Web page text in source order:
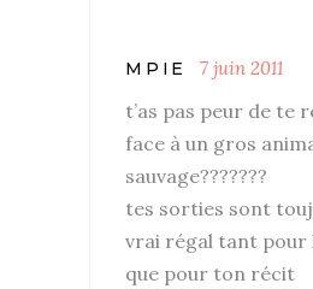
MPIE 7 juin 2011
t’as pas peur de te
face à un gros
sauvage???????
tes sorties sont
vrai régal tant pour
que pour ton récit